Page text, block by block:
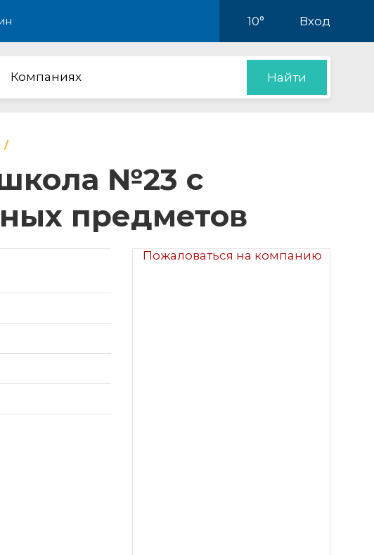
10° Вход
Компаниях Найти
№23 с
предметов
Пожаловаться на компанию